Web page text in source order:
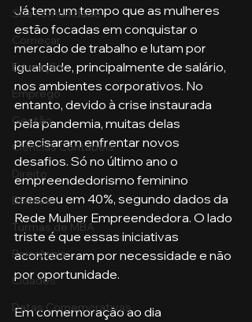
Sua comunidade
Começar
Educação
Emprego
Gestão
Ciências Contábeis
Direito
Bancos
Turmas de MBA
Psicologia
Cidades
Datas Comemorativas
Já tem um tempo que as mulheres
estão focadas em conquistar o
mercado de trabalho e lutam por
igualdade, principalmente de salário,
nos ambientes corporativos. No
entanto, devido à crise instaurada
pela pandemia, muitas delas
precisaram enfrentar novos
desafios. Só no último ano o
empreendedorismo feminino
cresceu em 40%, segundo dados da
Rede Mulher Empreendedora. O lado
triste é que essas iniciativas
aconteceram por necessidade e não
por oportunidade.
Em comemoração ao dia